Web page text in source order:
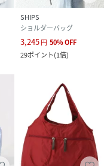
SHIPS
ショルダーバッグ
3,245円 50%OFF
29ポイント(1倍)